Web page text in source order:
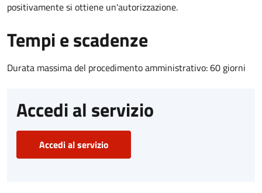
positivamente si ottiene un'autorizzazione.
Tempi e scadenze
Durata massima del procedimento amministrativo: 60 giorni
Accedi al servizio
Accedi al servizio